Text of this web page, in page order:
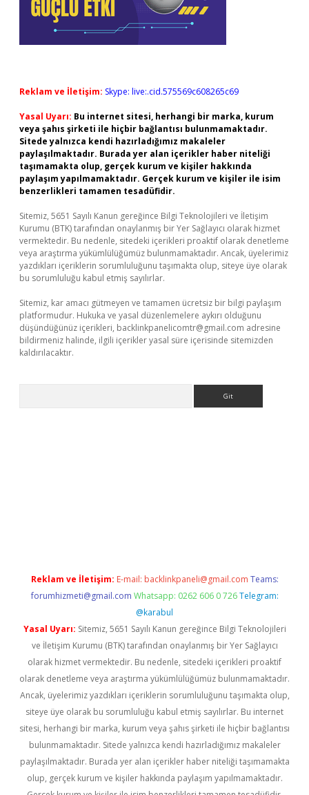
Reklam ve İletişim: Skype: live:.cid.575569c608265c69
Yasal Uyarı: Bu internet sitesi, herhangi bir marka, kurum
veya şahıs şirketi ile hiçbir bağlantısı bulunmamaktadır.
Sitede yalnızca kendi hazırladığımız makaleler
paylaşılmaktadır. Burada yer alan içerikler haber niteliği
taşımamakta olup, gerçek kurum ve kişiler hakkında
paylaşım yapılmamaktadır. Gerçek kurum ve kişiler ile isim
benzerlikleri tamamen tesadüfidir.
Sitemiz, 5651 Sayılı Kanun gereğince Bilgi Teknolojileri ve İletişim
Kurumu (BTK) tarafından onaylanmış bir Yer Sağlayıcı olarak hizmet
vermektedir. Bu nedenle, sitedeki içerikleri proaktif olarak denetleme
veya araştırma yükümlülüğümüz bulunmamaktadır. Ancak, üyelerimiz
yazdıkları içeriklerin sorumluluğunu taşımakta olup, siteye üye olarak
bu sorumluluğu kabul etmiş sayılırlar.
Sitemiz, kar amacı gütmeyen ve tamamen ücretsiz bir bilgi paylaşım
platformudur. Hukuka ve yasal düzenlemelere aykırı olduğunu
düşündüğünüz içerikleri, backlinkpanelicomtr@gmail.com adresine
bildirmeniz halinde, ilgili içerikler yasal süre içerisinde sitemizden
kaldırılacaktır.
Reklam ve İletişim: E-mail: backlinkpaneli@gmail.com Teams:
forumhizmeti@gmail.com Whatsapp: 0262 606 0 726 Telegram:
@karabul
Yasal Uyarı: Sitemiz, 5651 Sayılı Kanun gereğince Bilgi Teknolojileri
ve İletişim Kurumu (BTK) tarafından onaylanmış bir Yer Sağlayıcı
olarak hizmet vermektedir. Bu nedenle, sitedeki içerikleri proaktif
olarak denetleme veya araştırma yükümlülüğümüz bulunmamaktadır.
Ancak, üyelerimiz yazdıkları içeriklerin sorumluluğunu taşımakta olup,
siteye üye olarak bu sorumluluğu kabul etmiş sayılırlar. Bu internet
sitesi, herhangi bir marka, kurum veya şahıs şirketi ile hiçbir bağlantısı
bulunmamaktadır. Sitede yalnızca kendi hazırladığımız makaleler
paylaşılmaktadır. Burada yer alan içerikler haber niteliği taşımamakta
olup, gerçek kurum ve kişiler hakkında paylaşım yapılmamaktadır.